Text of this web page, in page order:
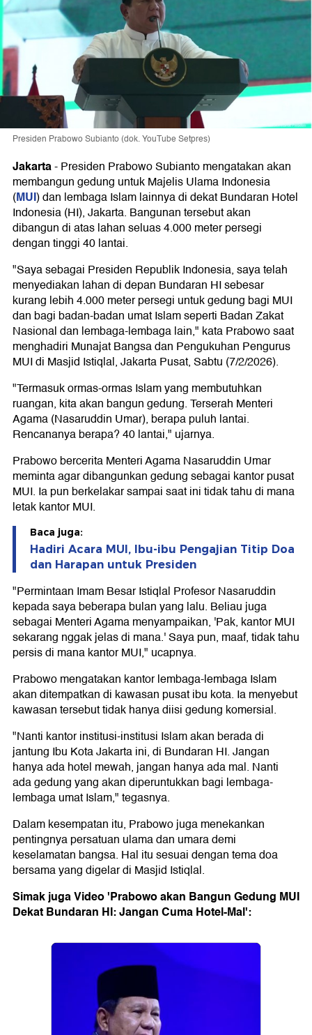
Presiden Prabowo Subianto (dok. YouTube Setpres)
Jakarta-Presiden Prabowo Subianto mengatakan akan
membangun gedung untuk Majelis Ulama Indonesia
(MUI) dan lembaga Islam lainnya di dekat Bundaran Hotel
Indonesia (HI), Jakarta. Bangunan tersebut akan
dibangun di atas lahan seluas 4.000 meter persegi
dengan tinggi 40 lantai.
"Saya sebagai Presiden Republik Indonesia, saya telah
menyediakan lahan di depan Bundaran HI sebesar
kurang lebih 4.000 meter persegi untuk gedung bagi MUI
dan bagi badan-badan umat Islam seperti Badan Zakat
Nasional dan lembaga-lembaga lain," kata Prabowo saat
menghadiri Munajat Bangsa dan Pengukuhan Pengurus
MUI di Masjid Istiqlal, Jakarta Pusat, Sabtu (7/2/2026).
"Termasuk ormas-ormas Islam yang membutuhkan
ruangan, kita akan bangun gedung. Terserah Menteri
Agama (Nasaruddin Umar), berapa puluh lantai.
Rencananya berapa? 40 lantai," ujarnya.
Prabowo bercerita Menteri Agama Nasaruddin Umar
meminta agar dibangunkan gedung sebagai kantor pusat
MUI. Ia pun berkelakar sampai saat ini tidak tahu di mana
letak kantor MUI.
Baca juga:
Hadiri Acara MUI, Ibu-ibu Pengajian Titip Doa
dan Harapan untuk Presiden
"Permintaan Imam Besar Istiqlal Profesor Nasaruddin
kepada saya beberapa bulan yang lalu. Beliau juga
sebagai Menteri Agama menyampaikan, 'Pak, kantor MUI
sekarang nggak jelas di mana.' Saya pun, maaf, tidak tahu
persis di mana kantor MUI," ucapnya.
Prabowo mengatakan kantor lembaga-lembaga Islam
akan ditempatkan di kawasan pusat ibu kota. Ia menyebut
kawasan tersebut tidak hanya diisi gedung komersial.
"Nanti kantor institusi-institusi Islam akan berada di
jantung Ibu Kota Jakarta ini, di Bundaran HI. Jangan
hanya ada hotel mewah, jangan hanya ada mal. Nanti
ada gedung yang akan diperuntukkan bagi lembaga-
lembaga umat Islam," tegasnya.
Dalam kesempatan itu, Prabowo juga menekankan
pentingnya persatuan ulama dan umara demi
keselamatan bangsa. Hal itu sesuai dengan tema doa
bersama yang digelar di Masjid Istiqlal.
Simak juga Video 'Prabowo akan Bangun Gedung MUI
Dekat Bundaran HI: Jangan Cuma Hotel-Mal':